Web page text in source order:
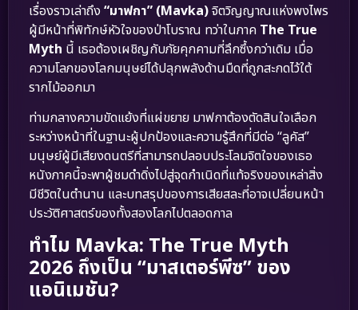
เรื่องราวเล่าถึง “มาฟกา” (Mavka)จิตวิญญาณแห่งพงไพร
ผู้มีหน้าที่พิทักษ์หัวใจของป่าโบราณ ทว่าในภาค The True
Myth นี้ เธอต้องเผชิญกับภัยคุกคามที่ลึกซึ้งกว่าเดิม เมื่อ
ความโลภของโลกมนุษย์ได้ปลุกพลังด้านมืดที่ถูกสะกดไว้ใต้
รากไม้ออกมา
ท่ามกลางความขัดแย้งที่แผ่ขยาย มาฟกาต้องตัดสินใจเลือก
ระหว่างหน้าที่ในฐานะผู้ปกป้องและความรู้สึกที่มีต่อ “ลูคัส”
มนุษย์ผู้มีเสียงดนตรีที่สามารถปลอบประโลมจิตใจของเธอ
หนังภาคนี้จะพาผู้ชมดำดิ่งไปสู่จุดกำเนิดที่แท้จริงของเหล่าสิ่ง
มีชีวิตในตำนาน และบทสรุปของการเสียสละที่อาจเปลี่ยนหน้า
ประวัติศาสตร์ของทั้งสองโลกไปตลอดกาล
ทำไม Mavka: The True Myth
2026 ถึงเป็น “มาสเตอร์พีซ” ของ
แอนิเมชัน?